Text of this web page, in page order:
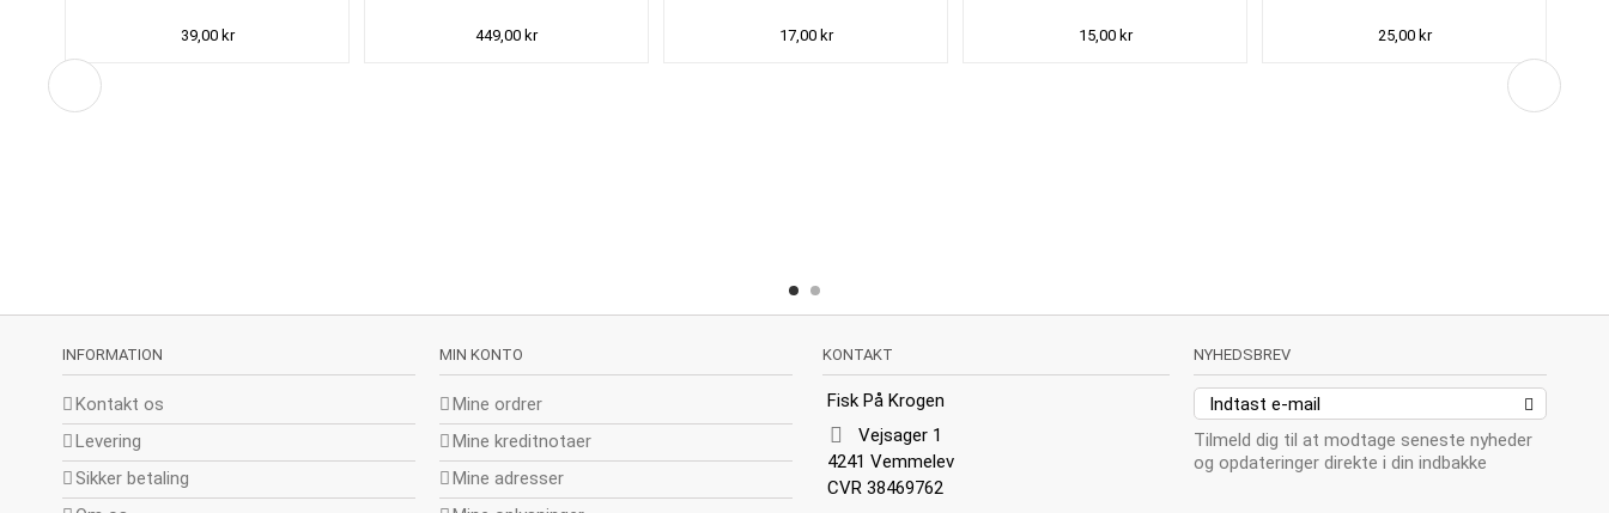
39,00 kr 449,00 kr 17,00 kr 15,00 kr 25,00 kr
INFORMATION
Kontakt os
Levering
Sikker betaling
MIN KONTO
Mine ordrer
Mine kreditnotaer
Mine adresser
KONTAKT
Fisk På Krogen
Vejsager 1
4241 Vemmelev
CVR 38469762
NYHEDSBREV
Tilmeld dig til at modtage seneste nyheder
og opdateringer direkte i din indbakke